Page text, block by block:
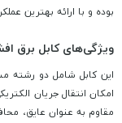
بوده و با ارائه بهترین
ویژگی‌های کابل برق افشان 2 در 4 راد
مقاوم به عنوان عایق،